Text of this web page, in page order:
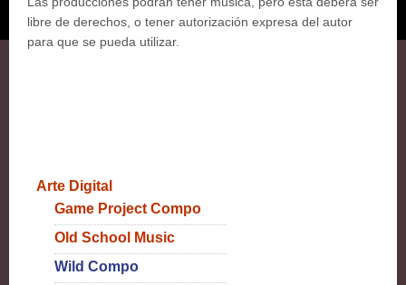
libre de derechos, o tener autorización expresa del autor
para que se pueda utilizar.
Arte Digital
Game Project Compo
Old School Music
Wild Compo